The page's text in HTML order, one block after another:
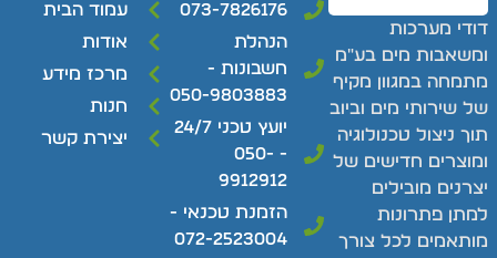
מערכות
מים בע"מ
במגוון מקיף
שירותי מים וביוב
ניצול טכנולוגיה
חדישים של
מובילים
פתרונות
לכל צורך
073-7826176
הנהלת
חשבונות -
050-9803883
יועץ טכני 24/7
- 050-
9912912
הזמנת טכנאי -
072-2523004
עמוד הבית
אודות
מרכז מידע
חנות
יצירת קשר